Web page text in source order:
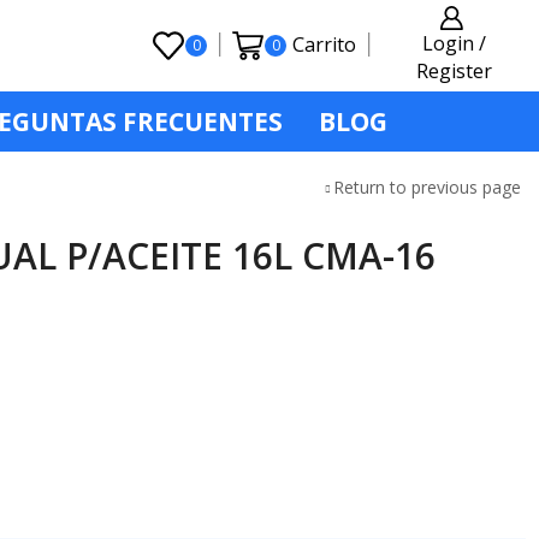
0 0 Carrito
Login /
Register
FRECUENTES BLOG
Return to previous page
P/ACEITE 16L CMA-16